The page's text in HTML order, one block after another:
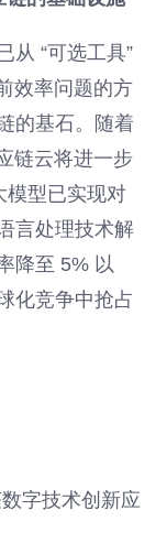
从 “可选工具”
效率问题的方
的基石。随着
链云将进一步
模型已实现对
言处理技术解
降至 5% 以
化竞争中抢占
字技术创新应